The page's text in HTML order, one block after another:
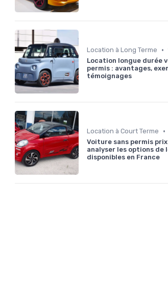
Location à Long Terme •
Location longue durée
permis : avantages,
témoignages
Location à Court Terme •
Voiture sans permis
analyser les options de
disponibles en France